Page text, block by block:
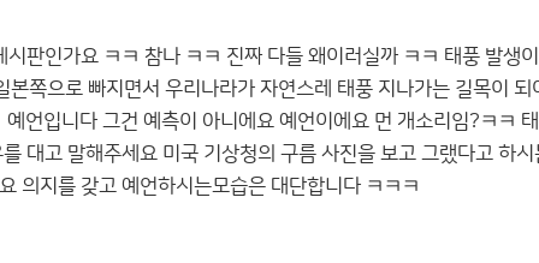
판인가요 ㅋㅋ 참나 ㅋㅋ 진짜 다들 왜이러실까 ㅋㅋ 태풍 발생
쪽으로 빠지면서 우리나라가 자연스레 태풍 지나가는 길목이 되
언입니다 그건 예측이 아니에요 예언이에요 먼 개소리임?ㅋㅋ
대고 말해주세요 미국 기상청의 구름 사진을 보고 그랬다고 하
의지를 갖고 예언하시는모습은 대단합니다 ㅋㅋㅋ